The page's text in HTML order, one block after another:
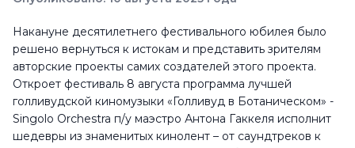
Накануне десятилетнего фестивального юбилея было
решено вернуться к истокам и представить зрителям
авторские проекты самих создателей этого проекта.
Откроет фестиваль 8 августа программа лучшей
голливудской киномузыки «Голливуд в Ботаническом» -
Singolo Orchestra п/у маэстро Антона Гаккеля исполнит
шедевры из знаменитых кинолент – от саундтреков к